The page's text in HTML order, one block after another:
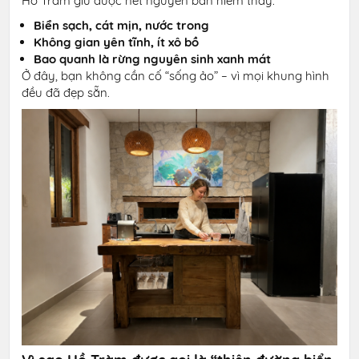
Biển sạch, cát mịn, nước trong
Không gian yên tĩnh, ít xô bồ
Bao quanh là rừng nguyên sinh xanh mát
Ở đây, bạn không cần cố “sống ảo” – vì mọi khung hình
đều đã đẹp sẵn.